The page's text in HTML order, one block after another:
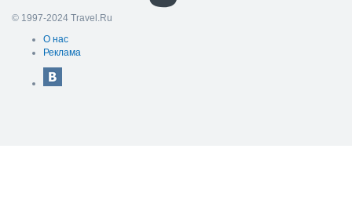
© 1997-2024 Travel.Ru
О нас
Реклама